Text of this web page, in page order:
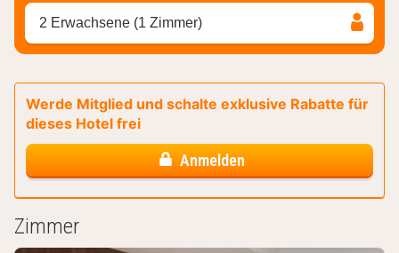
2 Erwachsene (1 Zimmer)
Werde Mitglied und schalte exklusive Rabatte für
dieses Hotel frei
Anmelden
Zimmer